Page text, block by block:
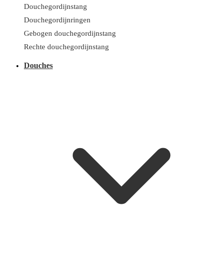
Douchegordijnstang
Douchegordijnringen
Gebogen douchegordijnstang
Rechte douchegordijnstang
Douches